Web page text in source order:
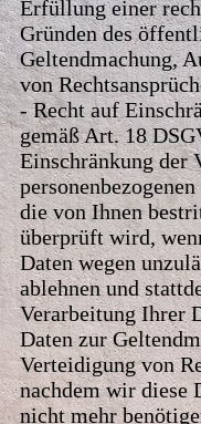
Erfüllung einer
Gründen des
Geltendmachung,
von
- Recht auf
gemäß Art. 18
Einschränkung der
die von Ihnen
überprüft wird,
Daten wegen
ablehnen und
Verarbeitung Ihrer
Daten zur
Verteidigung von
nachdem wir diese
nicht mehr